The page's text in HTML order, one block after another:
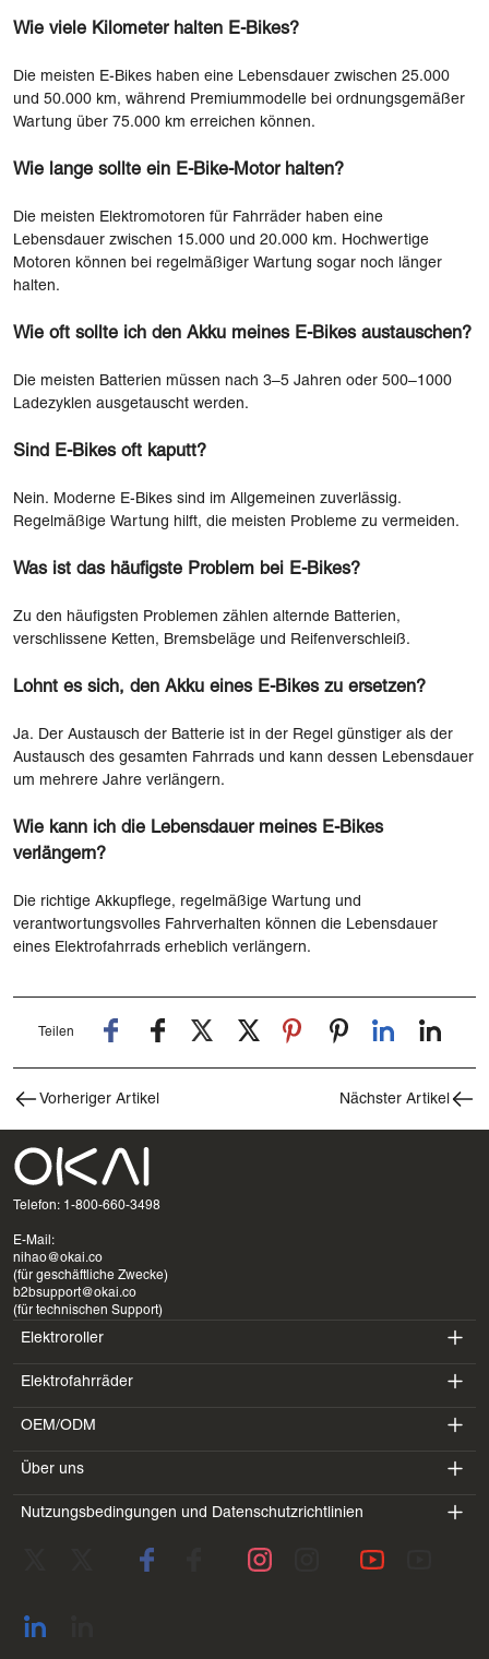
Wie viele Kilometer halten E-Bikes?
Die meisten E-Bikes haben eine Lebensdauer zwischen 25.000
und 50.000 km, während Premiummodelle bei ordnungsgemäßer
Wartung über 75.000 km erreichen können.
Wie lange sollte ein E-Bike-Motor halten?
Die meisten Elektromotoren für Fahrräder haben eine
Lebensdauer zwischen 15.000 und 20.000 km. Hochwertige
Motoren können bei regelmäßiger Wartung sogar noch länger
halten.
Wie oft sollte ich den Akku meines E-Bikes austauschen?
Die meisten Batterien müssen nach 3–5 Jahren oder 500–1000
Ladezyklen ausgetauscht werden.
Sind E-Bikes oft kaputt?
Nein. Moderne E-Bikes sind im Allgemeinen zuverlässig.
Regelmäßige Wartung hilft, die meisten Probleme zu vermeiden.
Was ist das häufigste Problem bei E-Bikes?
Zu den häufigsten Problemen zählen alternde Batterien,
verschlissene Ketten, Bremsbeläge und Reifenverschleiß.
Lohnt es sich, den Akku eines E-Bikes zu ersetzen?
Ja. Der Austausch der Batterie ist in der Regel günstiger als der
Austausch des gesamten Fahrrads und kann dessen Lebensdauer
um mehrere Jahre verlängern.
Wie kann ich die Lebensdauer meines E-Bikes
verlängern?
Die richtige Akkupflege, regelmäßige Wartung und
verantwortungsvolles Fahrverhalten können die Lebensdauer
eines Elektrofahrrads erheblich verlängern.
Teilen
Vorheriger Artikel Nächster Artikel
Telefon: 1-800-660-3498
E-Mail:
nihao@okai.co
(für geschäftliche Zwecke)
b2bsupport@okai.co
(für technischen Support)
Elektroroller
ES400A
ES410
ES600P
Elektrofahrräder
EB100B
EB300
EB100B V3
OEM/ODM
SV3
BV5
Über uns
Einführung
Nutzungsbedingungen und Datenschutzrichtlinien
Servicebedingungen